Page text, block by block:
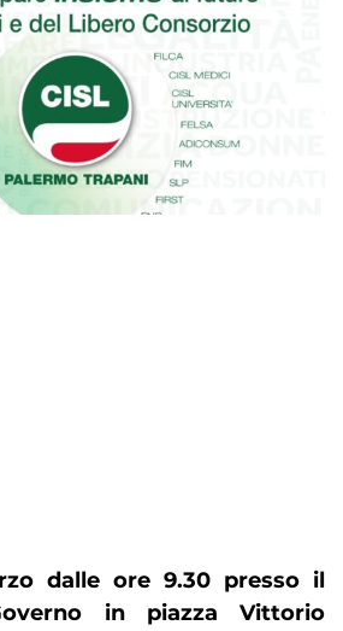
dalle ore 9.30 presso il
in piazza Vittorio